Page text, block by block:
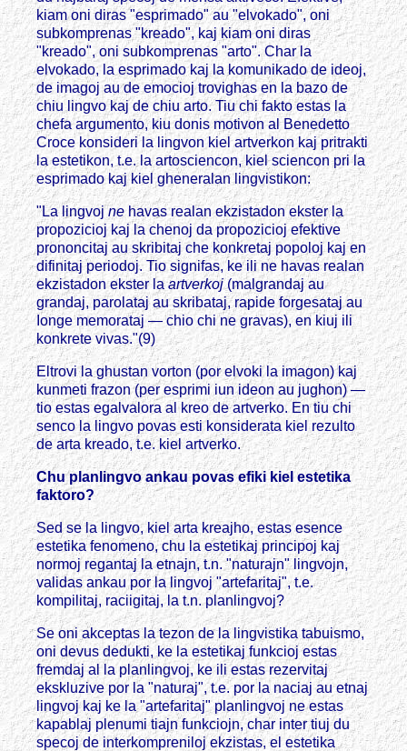
kiam oni diras "esprimado" au "elvokado", oni
subkomprenas "kreado", kaj kiam oni diras
"kreado", oni subkomprenas "arto". Char la
elvokado, la esprimado kaj la komunikado de ideoj,
de imagoj au de emocioj trovighas en la bazo de
chiu lingvo kaj de chiu arto. Tiu chi fakto estas la
chefa argumento, kiu donis motivon al Benedetto
Croce konsideri la lingvon kiel artverkon kaj pritrakti
la estetikon, t.e. la artosciencon, kiel sciencon pri la
esprimado kaj kiel gheneralan lingvistikon:
"La lingvojne havas realan ekzistadon ekster la
propozicioj kaj la chenoj da propozicioj efektive
prononcitaj au skribitaj che konkretaj popoloj kaj en
difinitaj periodoj. Tio signifas, ke ili ne havas realan
ekzistadon ekster laartverkoj (malgrandaj au
grandaj, parolataj au skribataj, rapide forgesataj au
Ionge memorataj — chio chi ne gravas), en kiuj ili
konkrete vivas."(9)
Eltrovi la ghustan vorton (por elvoki la imagon) kaj
kunmeti frazon (per esprimi iun ideon au jughon) —
tio estas egalvalora al kreo de artverko. En tiu chi
senco la lingvo povas esti konsiderata kiel rezulto
de arta kreado, t.e. kiel artverko.
Chu planlingvo ankau povas efiki kiel estetika
faktoro?
Sed se la lingvo, kiel arta kreajho, estas esence
estetika fenomeno, chu la estetikaj principoj kaj
normoj regantaj la etnajn, t.n. "naturajn" lingvojn,
validas ankau por la lingvoj "artefaritaj", t.e.
kompilitaj, raciigitaj, la t.n. planlingvoj?
Se oni akceptas la tezon de la lingvistika tabuismo,
oni devus dedukti, ke la estetikaj funkcioj estas
fremdaj al la planlingvoj, ke ili estas rezervitaj
ekskluzive por la "naturaj", t.e. por la naciaj au etnaj
lingvoj kaj ke la "artefaritaj" planlingvoj ne estas
kapablaj plenumi tiajn funkciojn, char inter tiuj du
specoj de interkompreniloj ekzistas, el estetika